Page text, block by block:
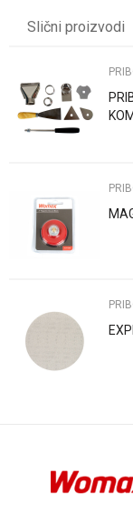
Poruka
Anti-spam zaštita -
POŠALJI
Slični proizvodi
KOM.